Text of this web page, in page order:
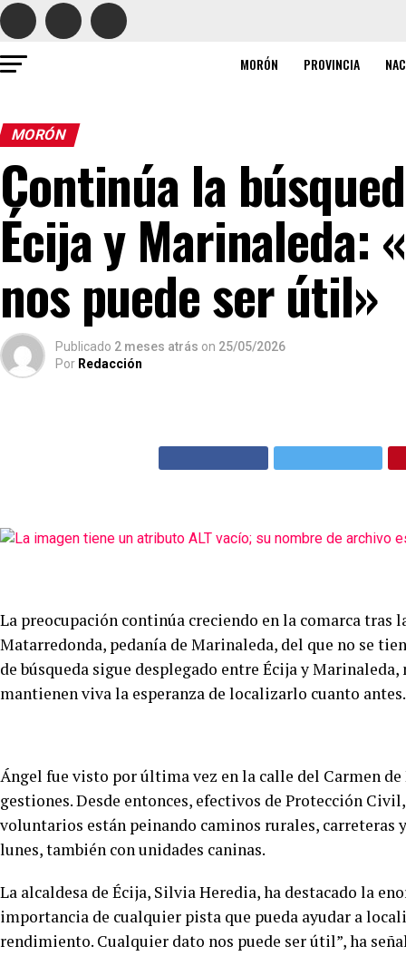
MORÓN PROVINCIA
MORÓN
Continúa la
Écija y Marinaleda:
nos puede ser útil»
Publicado 2 meses atrás on 25/05/2026
Por Redacción
La preocupación continúa creciendo en la comarca tras
Matarredonda, pedanía de Marinaleda, del que no se
de búsqueda sigue desplegado entre Écija y
mantienen viva la esperanza de localizarlo cuanto antes.
Ángel fue visto por última vez en la calle del Carmen
gestiones. Desde entonces, efectivos de Protección
voluntarios están peinando caminos rurales, carreteras
lunes, también con unidades caninas.
La alcaldesa de Écija, Silvia Heredia, ha destacado la
importancia de cualquier pista que pueda ayudar a
rendimiento. Cualquier dato nos puede ser útil”, ha